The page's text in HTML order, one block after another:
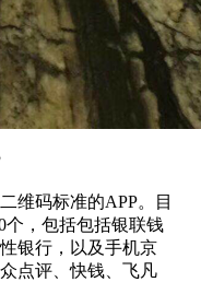
码标准的APP。目
个，包括包括银联钱
银行，以及手机京
点评、快钱、飞凡